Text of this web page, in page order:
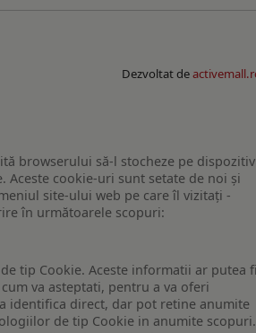
Dezvoltat de
browserului să-l stocheze pe
cookie-uri sunt setate de noi și
site-ului web pe care îl vizitați -
în următoarele scopuri:
tip Cookie. Aceste informatii ar putea fi
va asteptati, pentru a va oferi
identifica direct, dar pot retine anumite
de tip Cookie in anumite scopuri.